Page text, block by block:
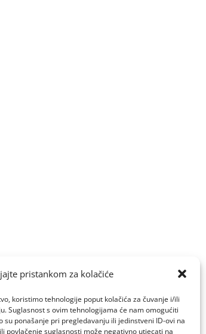
pristankom za kolačiće
koristimo tehnologije poput kolačića za čuvanje i/ili
Suglasnost s ovim tehnologijama će nam omogućiti
su ponašanje pri pregledavanju ili jedinstveni ID-ovi na
povlačenje suglasnosti može negativno utjecati na